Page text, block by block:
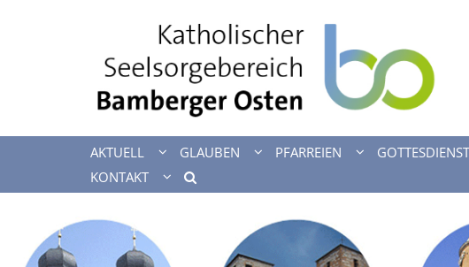
AKTUELL GLAUBEN PFARREIEN
KONTAKT